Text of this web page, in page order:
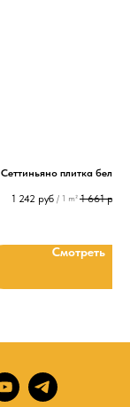
Сеттиньяно плитка белая
1 242 руб / 1 m² 1 661 руб
Смотреть